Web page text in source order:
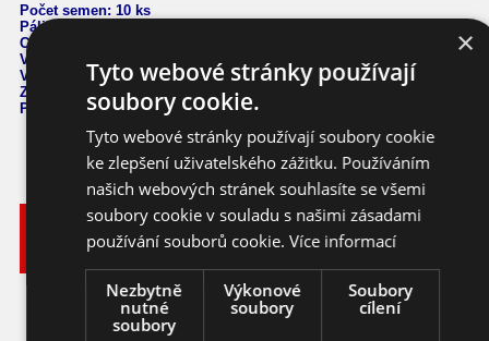
Počet semen: 10 ks
Pálivost:
Capsicum Chinense
Výška: 130 cm
Velikost plodů: 6 cm
Zrání: 120 dnů
Původ: Trinidad a Tobago
Vyberte
si
Varianta Dostupnost
číslo
Cena
10 ks chilli
Ihned k
odeslání
cc057_10 95,- KČ
(4,22 EUR)
×
Tyto webové stránky používají
soubory cookie.
Tyto webové stránky používají soubory cookie
ke zlepšení uživatelského zážitku. Používáním
našich webových stránek souhlasíte se všemi
soubory cookie v souladu s našimi zásadami
používání souborů cookie.Více informací
Nezbytně
nutné
soubory
Výkonové
soubory
Soubory
cílení